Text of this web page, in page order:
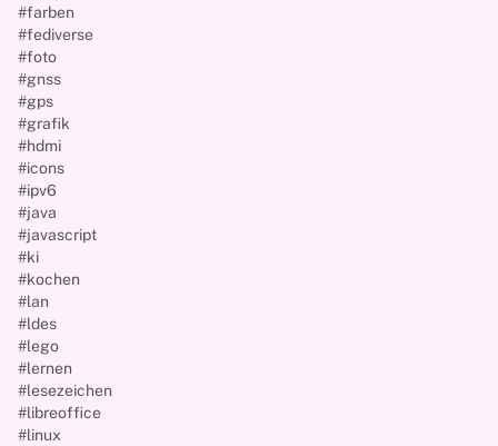
#farben
#fediverse
#foto
#gnss
#gps
#grafik
#hdmi
#icons
#ipv6
#java
#javascript
#ki
#kochen
#lan
#ldes
#lego
#lernen
#lesezeichen
#libreoffice
#linux